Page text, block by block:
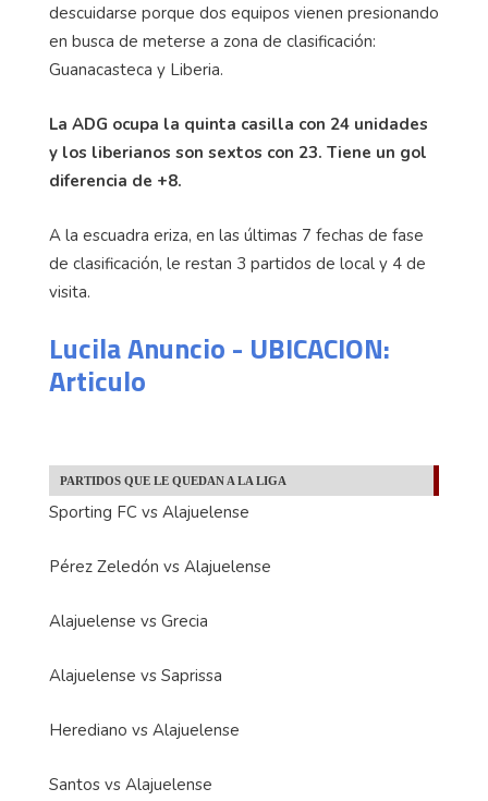
descuidarse porque dos equipos vienen presionando
en busca de meterse a zona de clasificación:
Guanacasteca y Liberia.
La ADG ocupa la quinta casilla con 24 unidades
y los liberianos son sextos con 23. Tiene un gol
diferencia de +8.
A la escuadra eriza, en las últimas 7 fechas de fase
de clasificación, le restan 3 partidos de local y 4 de
visita.
Lucila Anuncio - UBICACION:
Articulo
PARTIDOS QUE LE QUEDAN A LA LIGA
Sporting FC vs Alajuelense
Pérez Zeledón vs Alajuelense
Alajuelense vs Grecia
Alajuelense vs Saprissa
Herediano vs Alajuelense
Santos vs Alajuelense